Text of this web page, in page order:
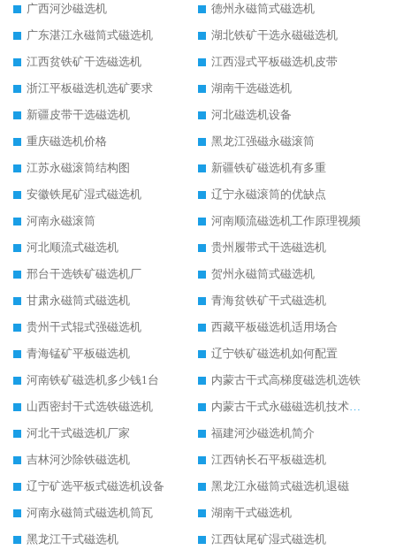
广西河沙磁选机
德州永磁筒式磁选机
广东湛江永磁筒式磁选机
湖北铁矿干选永磁磁选机
江西贫铁矿干选磁选机
江西湿式平板磁选机皮带
浙江平板磁选机选矿要求
湖南干选磁选机
新疆皮带干选磁选机
河北磁选机设备
重庆磁选机价格
黑龙江强磁永磁滚筒
江苏永磁滚筒结构图
新疆铁矿磁选机有多重
安徽铁尾矿湿式磁选机
辽宁永磁滚筒的优缺点
河南永磁滚筒
河南顺流磁选机工作原理视频
河北顺流式磁选机
贵州履带式干选磁选机
邢台干选铁矿磁选机厂
贺州永磁筒式磁选机
甘肃永磁筒式磁选机
青海贫铁矿干式磁选机
贵州干式辊式强磁选机
西藏平板磁选机适用场合
青海锰矿平板磁选机
辽宁铁矿磁选机如何配置
河南铁矿磁选机多少钱1台
内蒙古干式高梯度磁选机选铁
山西密封干式选铁磁选机
内蒙古干式永磁磁选机技术要求
河北干式磁选机厂家
福建河沙磁选机简介
吉林河沙除铁磁选机
江西钠长石平板磁选机
辽宁矿选平板式磁选机设备
黑龙江永磁筒式磁选机退磁
河南永磁筒式磁选机筒瓦
湖南干式磁选机
黑龙江干式磁选机
江西钛尾矿湿式磁选机